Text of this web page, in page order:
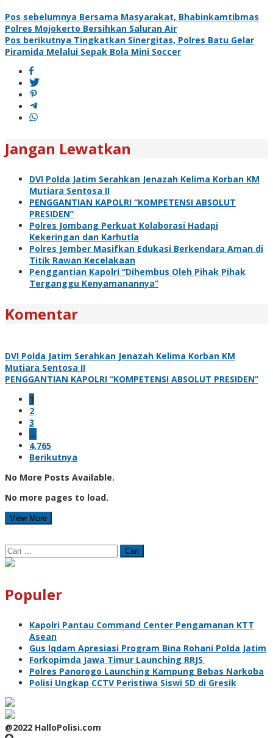
Navigasi
pos
Pos sebelumnya Bersama Masyarakat, Bhabinkamtibmas
Polres Mojokerto Bersihkan Saluran Air
Pos berikutnya Tingkatkan Sinergitas, Polres Batu Gelar
Piramida Melalui Sepak Bola Mini Soccer
Jangan Lewatkan
DVI Polda Jatim Serahkan Jenazah Kelima Korban KM
Mutiara Sentosa II
PENGGANTIAN KAPOLRI “KOMPETENSI ABSOLUT
PRESIDEN”
Polres Jombang Perkuat Kolaborasi Hadapi
Kekeringan dan Karhutla
Polres Jember Masifkan Edukasi Berkendara Aman di
Titik Rawan Kecelakaan
Penggantian Kapolri “Dihembus Oleh Pihak Pihak
Terganggu Kenyamanannya”
Komentar
DVI Polda Jatim Serahkan Jenazah Kelima Korban KM
Mutiara Sentosa II
PENGGANTIAN KAPOLRI “KOMPETENSI ABSOLUT PRESIDEN”
1
2
3
…
4,765
Berikutnya
No More Posts Available.
No more pages to load.
View More
Cari
untuk:
Populer
Kapolri Pantau Command Center Pengamanan KTT
Asean
Gus Iqdam Apresiasi Program Bina Rohani Polda Jatim
Forkopimda Jawa Timur Launching RRJS
Polres Panorogo Launching Kampung Bebas Narkoba
Polisi Ungkap CCTV Peristiwa Siswi SD di Gresik
@2022 HalloPolisi.com